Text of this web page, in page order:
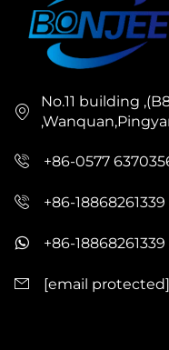
No.11 building
+86-0577
+86-18868261339
+86-18868261339
[email protected]